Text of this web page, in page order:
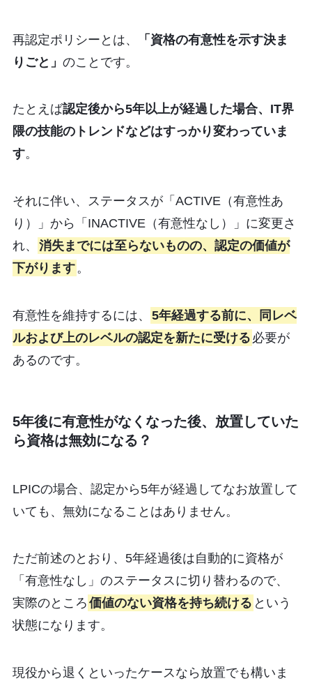
再認定ポリシーとは、
「資格の有意性を示す決ま
りごと」 のことです。
たとえば認定後から5年以上が経過した場合、IT界
隈の技能のトレンドなどはすっかり変わっていま
す。
それに伴い、ステータスが「ACTIVE（有意性あ
り）」から「INACTIVE（有意性なし）」に変更さ
れ、
消失までには至らないものの、認定の価値が
下がります。
有意性を維持するには、
5年経過する前に、同レベ
ルおよび上のレベルの認定を新たに受ける 必要が
あるのです。
5年後に有意性がなくなった後、放置していた
ら資格は無効になる？
LPICの場合、認定から5年が経過してなお放置して
いても、無効になることはありません。
ただ前述のとおり、5年経過後は自動的に資格が
「有意性なし」のステータスに切り替わるので、
実際のところ 価値のない資格を持ち続ける という
状態になります。
現役から退くといったケースなら放置でも構いま